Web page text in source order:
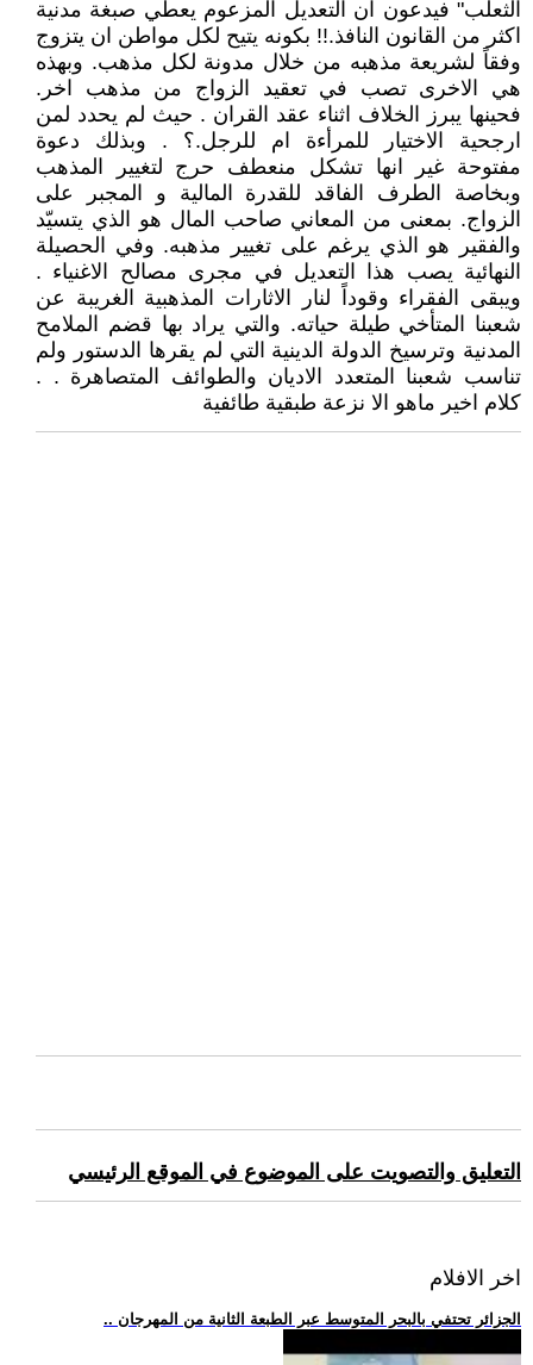
الثعلب" فيدعون ان التعديل المزعوم يعطي صبغة مدنية
اكثر من القانون النافذ.!! بكونه يتيح لكل مواطن ان يتزوج
وفقاً لشريعة مذهبه من خلال مدونة لكل مذهب. وبهذه
هي الاخرى تصب في تعقيد الزواج من مذهب اخر.
فحينها يبرز الخلاف اثناء عقد القران . حيث لم يحدد لمن
ارجحية الاختيار للمرأءة ام للرجل.؟ . وبذلك دعوة
مفتوحة غير انها تشكل منعطف حرج لتغيير المذهب
وبخاصة الطرف الفاقد للقدرة المالية و المجبر على
الزواج. بمعنى من المعاني صاحب المال هو الذي يتسيّد
والفقير هو الذي يرغم على تغيير مذهبه. وفي الحصيلة
النهائية يصب هذا التعديل في مجرى مصالح الاغنياء .
ويبقى الفقراء وقوداً لنار الاثارات المذهبية الغريبة عن
شعبنا المتأخي طيلة حياته. والتي يراد بها قضم الملامح
المدنية وترسيخ الدولة الدينية التي لم يقرها الدستور ولم
تناسب شعبنا المتعدد الاديان والطوائف المتصاهرة . .
كلام اخير ماهو الا نزعة طبقية طائفية
التعليق والتصويت على الموضوع في الموقع الرئيسي
اخر الافلام
.. الجزائر تحتفي بالبحر المتوسط عبر الطبعة الثانية من المهرجان